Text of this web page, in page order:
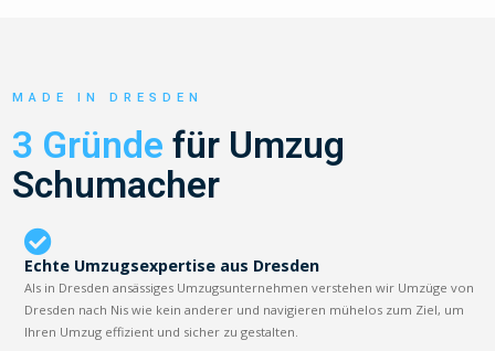
MADE IN DRESDEN
3 Gründe für Umzug
Schumacher
Echte Umzugsexpertise aus Dresden
Als in Dresden ansässiges Umzugsunternehmen verstehen wir Umzüge von
Dresden nach Nis wie kein anderer und navigieren mühelos zum Ziel, um
Ihren Umzug effizient und sicher zu gestalten.